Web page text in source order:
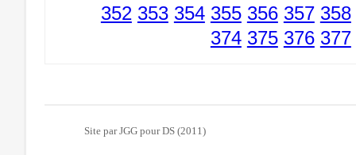
352 353 354 355 356 357 358
374 375 376 377
Site par JGG pour DS (2011)